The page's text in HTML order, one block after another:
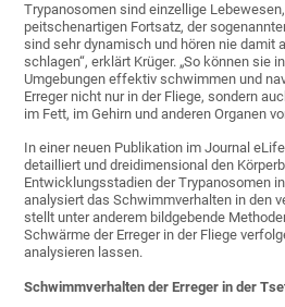
Trypanosomen sind einzellige
peitschenartigen Fortsatz, der
sind sehr dynamisch und hören nie damit
schlagen“, erklärt Krüger. „So können sie
Umgebungen effektiv schwimmen und
Erreger nicht nur in der Fliege, sondern
im Fett, im Gehirn und anderen Organen
In einer neuen Publikation im Journal
detailliert und dreidimensional den
Entwicklungsstadien der Trypanosomen
analysiert das Schwimmverhalten in den
stellt unter anderem bildgebende
Schwärme der Erreger in der Fliege
analysieren lassen.
Schwimmverhalten der Erreger in der